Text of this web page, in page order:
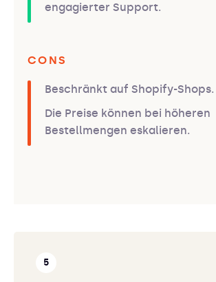
engagierter Support.
CONS
Beschränkt auf Shopify-Shops.
Die Preise können bei höheren
Bestellmengen eskalieren.